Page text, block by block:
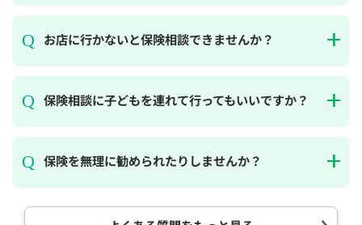
お店に行かないと保険相談できませんか？
保険相談に子どもを連れて行ってもいいですか？
保険を無理に勧められたりしませんか？